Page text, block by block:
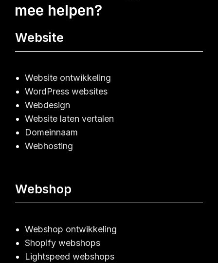
mee helpen?
Website
Website ontwikkeling
WordPress websites
Webdesign
Website laten vertalen
Domeinnaam
Webhosting
Webshop
Webshop ontwikkeling
Shopify webshops
Lightspeed webshops